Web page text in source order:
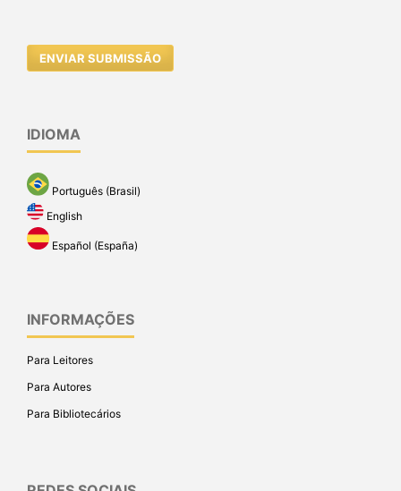
ENVIAR SUBMISSÃO
IDIOMA
Português (Brasil)
English
Español (España)
INFORMAÇÕES
Para Leitores
Para Autores
Para Bibliotecários